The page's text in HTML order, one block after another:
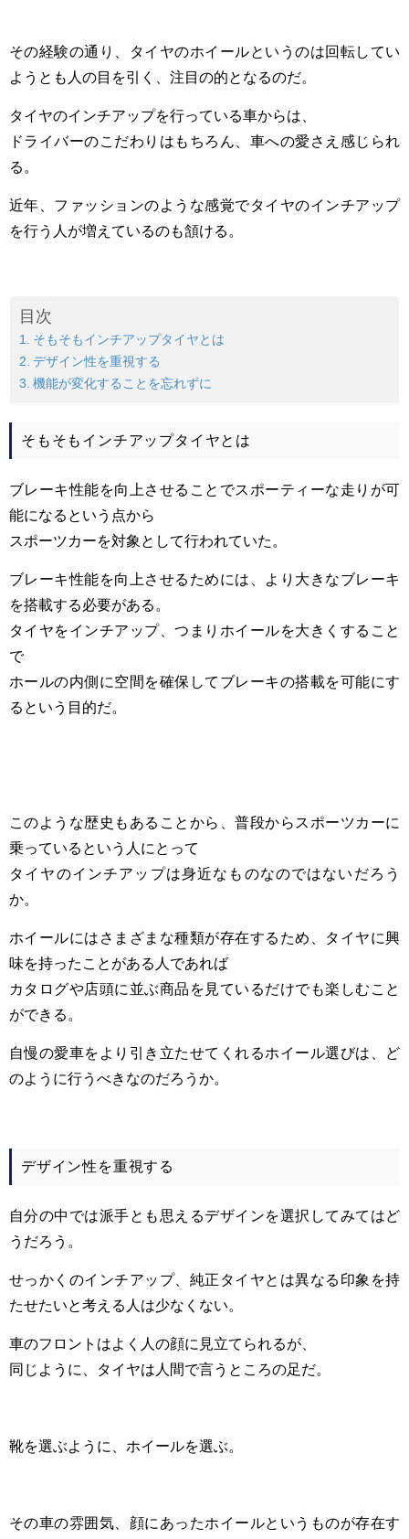
その経験の通り、タイヤのホイールというのは回転してい
ようとも人の目を引く、注目の的となるのだ。
タイヤのインチアップを行っている車からは、
ドライバーのこだわりはもちろん、車への愛さえ感じられ
る。
近年、ファッションのような感覚でタイヤのインチアップ
を行う人が増えているのも頷ける。
目次
そもそもインチアップタイヤとは
デザイン性を重視する
機能が変化することを忘れずに
そもそもインチアップタイヤとは
ブレーキ性能を向上させることでスポーティーな走りが可
能になるという点から
スポーツカーを対象として行われていた。
ブレーキ性能を向上させるためには、より大きなブレーキ
を搭載する必要がある。
タイヤをインチアップ、つまりホイールを大きくすること
で
ホールの内側に空間を確保してブレーキの搭載を可能にす
るという目的だ。
このような歴史もあることから、普段からスポーツカーに
乗っているという人にとって
タイヤのインチアップは身近なものなのではないだろう
か。
ホイールにはさまざまな種類が存在するため、タイヤに興
味を持ったことがある人であれば
カタログや店頭に並ぶ商品を見ているだけでも楽しむこと
ができる。
自慢の愛車をより引き立たせてくれるホイール選びは、ど
のように行うべきなのだろうか。
デザイン性を重視する
自分の中では派手とも思えるデザインを選択してみてはど
うだろう。
せっかくのインチアップ、純正タイヤとは異なる印象を持
たせたいと考える人は少なくない。
車のフロントはよく人の顔に見立てられるが、
同じように、タイヤは人間で言うところの足だ。
靴を選ぶように、ホイールを選ぶ。
その車の雰囲気、顔にあったホイールというものが存在す